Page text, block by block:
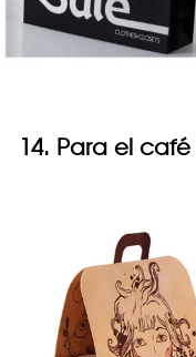
14. Para el café